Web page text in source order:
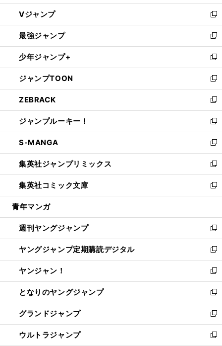
ウ
ィ
ン
ド
ウ
で
開
く
し
い
ウ
ィ
ン
ド
ウ
で
開
く
Vジャンプ
新
し
い
ウ
ィ
ン
ド
ウ
で
開
く
最強ジャンプ
新
し
い
ウ
ィ
ン
ド
ウ
で
開
く
少年ジャンプ+
新
し
い
ウ
ィ
ン
ド
ウ
で
開
く
ジャンプTOON
新
し
い
ウ
ィ
ン
ド
ウ
で
開
く
ZEBRACK
新
し
い
ウ
ィ
ン
ド
ウ
で
開
ジャンプルーキー！
新
し
い
ウ
ィ
ン
ド
ウ
開
く
S-MANGA
新
し
い
ウ
ィ
ン
ウ
で
開
く
集英社ジャンプリミックス
新
し
い
ウ
ン
ド
ウ
で
開
く
集英社コミック文庫
新
し
ウ
ィ
ン
ド
ウ
で
開
く
青年マンガ
週刊ヤングジャンプ
新
し
い
ウ
ィ
ン
ド
ウ
で
開
く
ヤングジャンプ定期購読デジタル
新
し
い
ウ
ィ
ン
ド
ウ
で
ヤンジャン！
新
し
い
ウ
ィ
ン
ド
となりのヤングジャンプ
新
し
い
ウ
ィ
グランドジャンプ
新
し
い
ウルトラジャンプ
新